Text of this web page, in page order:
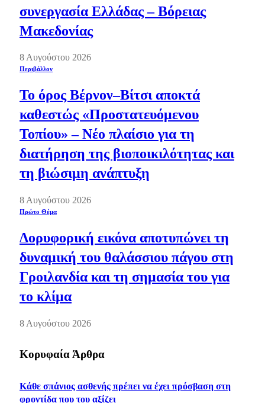
συνεργασία Ελλάδας – Βόρειας
Μακεδονίας
8 Αυγούστου 2026
Περιβάλλον
Το όρος Βέρνον–Βίτσι αποκτά
καθεστώς «Προστατευόμενου
Τοπίου» – Νέο πλαίσιο για τη
διατήρηση της βιοποικιλότητας και
τη βιώσιμη ανάπτυξη
8 Αυγούστου 2026
Πρώτο Θέμα
Δορυφορική εικόνα αποτυπώνει τη
δυναμική του θαλάσσιου πάγου στη
Γροιλανδία και τη σημασία του για
το κλίμα
8 Αυγούστου 2026
Κορυφαία Άρθρα
Κάθε σπάνιος ασθενής πρέπει να έχει πρόσβαση στη
φροντίδα που του αξίζει